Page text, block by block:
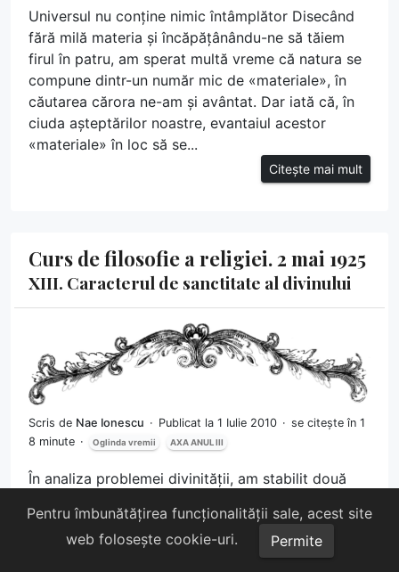
Universul nu conține nimic întâmplător Disecând
fără milă materia și încăpățânându-ne să tăiem
firul în patru, am sperat multă vreme că natura se
compune dintr-un număr mic de «materiale», în
căutarea cărora ne-am și avântat. Dar iată că, în
ciuda așteptărilor noastre, evantaiul acestor
«materiale» în loc să se...
Citește mai mult
Curs de filosofie a religiei. 2 mai 1925
XIII. Caracterul de sanctitate al divinului
Scris de Nae Ionescu Publicat la 1 Iulie 2010
se citește în 1
8 minute
Oglinda vremii AXA ANUL III
În analiza problemei divinității, am stabilit două
existența absolută și activitatea, acțiunea continuă
și necondiționată. În opozițiune cu existența
Pentru îmbunătățirea funcționalității sale, acest site
web folosește cookie-uri.
Permite